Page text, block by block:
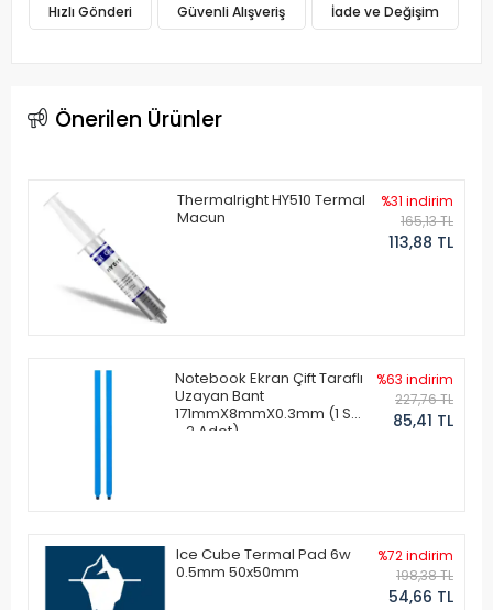
Hızlı Gönderi Güvenli Alışveriş İade ve Değişim
Önerilen Ürünler
Thermalright HY510 Termal
Macun
%31 indirim
165,13 TL
113,88 TL
Notebook Ekran Çift Taraflı
Uzayan Bant
171mmX8mmX0.3mm (1 Set
- 2 Adet)
%63 indirim
227,76 TL
85,41 TL
Ice Cube Termal Pad 6w
0.5mm 50x50mm
%72 indirim
198,38 TL
54,66 TL